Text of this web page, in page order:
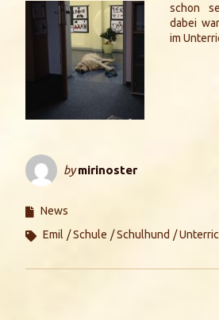
schon
dabei
im
bymirinoster
News
Emil
Schule Schulhund